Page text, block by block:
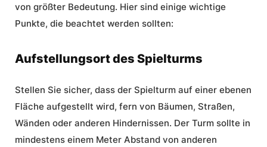
von größter Bedeutung. Hier sind einige wichtige
Punkte, die beachtet werden sollten:
Aufstellungsort des Spielturms
Stellen Sie sicher, dass der Spielturm auf einer ebenen
Fläche aufgestellt wird, fern von Bäumen, Straßen,
Wänden oder anderen Hindernissen. Der Turm sollte in
mindestens einem Meter Abstand von anderen